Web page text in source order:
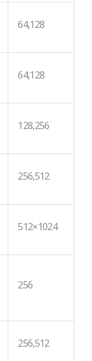
64,128
64,128
128,256
256,512
512×1024
256
256,512